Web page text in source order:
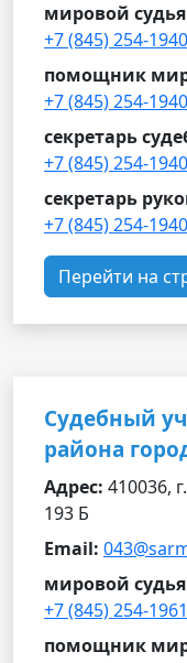
мировой судья
+7 (845) 254-1940
помощник
+7 (845) 254-1940
секретарь
+7 (845) 254-1940
секретарь
+7 (845) 254-1940
Перейти на
Судебный
района
Адрес: 410036,
193 Б
Email:
мировой судья
+7 (845) 254-1961
помощник